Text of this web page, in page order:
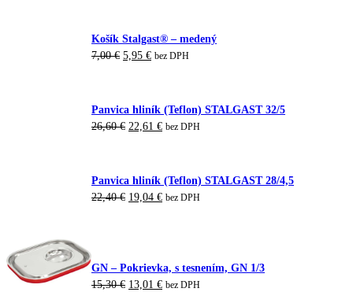
Košík Stalgast® – medený
7,00€ Pôvodná
5,95 €Aktuálna
bez DPH
Panvica hliník (Teflon) STALGAST 32/5
26,60€ Pôvodná
22,61 €Aktuálna
bez DPH
Panvica hliník (Teflon) STALGAST 28/4,5
22,40€ Pôvodná
19,04 €Aktuálna
bez DPH
GN – Pokrievka, s tesnením, GN 1/3
15,30€ Pôvodná
13,01 €Aktuálna
bez DPH